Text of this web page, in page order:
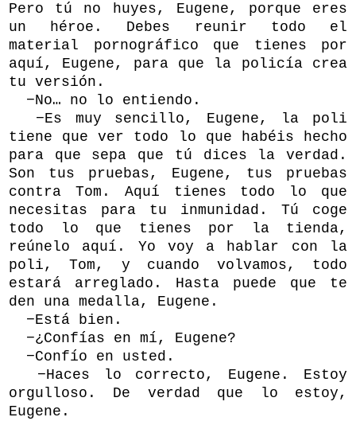
Pero tú no huyes, Eugene, porque eres
un héroe. Debes reunir todo el
material pornográfico que tienes por
aquí, Eugene, para que la policía crea
tu versión.
−No… no lo entiendo.
−Es muy sencillo, Eugene, la poli
tiene que ver todo lo que habéis hecho
para que sepa que tú dices la verdad.
Son tus pruebas, Eugene, tus pruebas
contra Tom. Aquí tienes todo lo que
necesitas para tu inmunidad. Tú coge
todo lo que tienes por la tienda,
reúnelo aquí. Yo voy a hablar con la
poli, Tom, y cuando volvamos, todo
estará arreglado. Hasta puede que te
den una medalla, Eugene.
−Está bien.
−¿Confías en mí, Eugene?
−Confío en usted.
−Haces lo correcto, Eugene. Estoy
orgulloso. De verdad que lo estoy,
Eugene.